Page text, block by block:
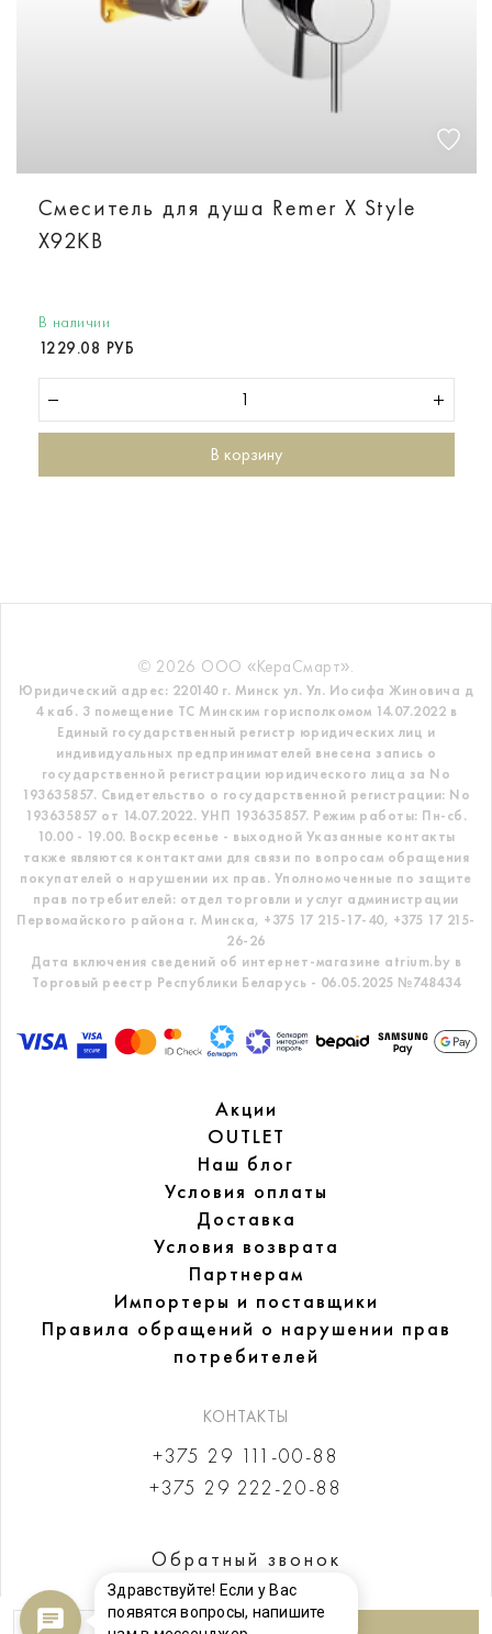
Смеситель для душа Remer X Style
X92KB
В наличии
1229.08 РУБ
В корзину
© 2026 ООО «КераСмарт».
Юридический адрес: 220140 г. Минск ул. Ул. Иосифа Жиновича д
4 каб. 3 помещение ТС Минским горисполкомом 14.07.2022 в
Единый государственный регистр юридических лиц и
индивидуальных предпринимателей внесена запись о
государственной регистрации юридического лица за No
193635857. Свидетельство о государственной регистрации: No
193635857 от 14.07.2022. УНП 193635857. Режим работы: Пн-сб.
10.00 - 19.00. Воскресенье - выходной Указанные контакты
также являются контактами для связи по вопросам обращения
покупателей о нарушении их прав. Уполномоченные по защите
прав потребителей: отдел торговли и услуг администрации
Первомайского района г. Минска, +375 17 215-17-40, +375 17 215-
26-26
Дата включения сведений об интернет-магазине atrium.by в
Торговый реестр Республики Беларусь - 06.05.2025 №748434
Акции
OUTLET
Наш блог
Условия оплаты
Доставка
Условия возврата
Партнерам
Импортеры и поставщики
Правила обращений о нарушении прав
потребителей
КОНТАКТЫ
+375 29 111-00-88
+375 29 222-20-88
Обратный звонок
Здравствуйте! Если у Вас
появятся вопросы, напишите